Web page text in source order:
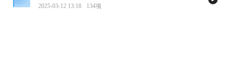
2025-03-12 13:18 134项